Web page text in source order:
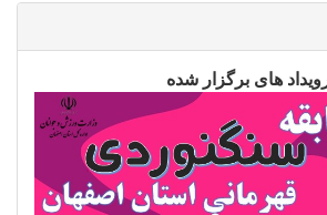
های برگزار شده